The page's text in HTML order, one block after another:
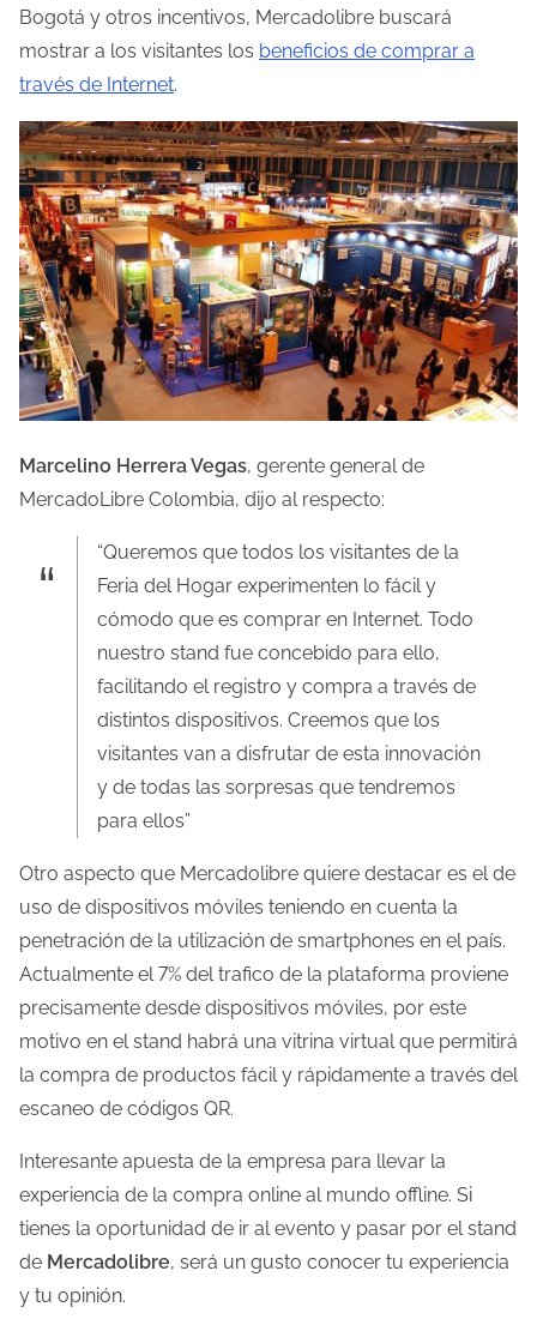
a
a
Bogotá y otros incentivos, Mercadolibre buscará
mostrar a los visitantes los beneficios de comprar a
través de Internet.
Marcelino Herrera Vegas, gerente general de
MercadoLibre Colombia, dijo al respecto:
“Queremos que todos los visitantes de la
Feria del Hogar experimenten lo fácil y
cómodo que es comprar en Internet. Todo
nuestro stand fue concebido para ello,
facilitando el registro y compra a través de
distintos dispositivos. Creemos que los
visitantes van a disfrutar de esta innovación
y de todas las sorpresas que tendremos
para ellos”
Otro aspecto que Mercadolibre quiere destacar es el de
uso de dispositivos móviles teniendo en cuenta la
penetración de la utilización de smartphones en el país.
Actualmente el 7% del trafico de la plataforma proviene
precisamente desde dispositivos móviles, por este
motivo en el stand habrá una vitrina virtual que permitirá
la compra de productos fácil y rápidamente a través del
escaneo de códigos QR.
Interesante apuesta de la empresa para llevar la
experiencia de la compra online al mundo offline. Si
tienes la oportunidad de ir al evento y pasar por el stand
de Mercadolibre, será un gusto conocer tu experiencia
y tu opinión.